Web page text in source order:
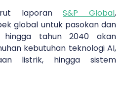
laporanS&P Global,
global untuk pasokan dan
hingga tahun 2040 akan
kebutuhan teknologi AI,
listrik, hingga sistem